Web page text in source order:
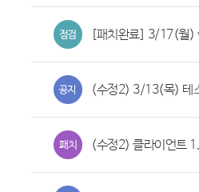
[패치완료] 3/17(월)
(수정2) 3/13(목) 테
(수정2) 클라이언트